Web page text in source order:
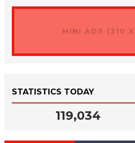
MINI ADS (310
STATISTICS TODAY
119,034